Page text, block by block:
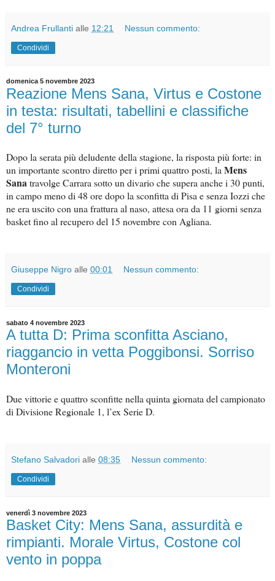
Andrea Frullanti alle 12:21 Nessun commento:
Condividi
domenica 5 novembre 2023
Reazione Mens Sana, Virtus e Costone
in testa: risultati, tabellini e classifiche
del 7° turno
Dopo la serata più deludente della stagione, la risposta più forte: in
un importante scontro diretto per i primi quattro posti, laMens
Sanatravolge Carrara sotto un divario che supera anche i 30 punti,
in campo meno di 48 ore dopo la sconfitta di Pisa e senza Iozzi che
ne era uscito con una frattura al naso, attesa ora da 11 giorni senza
basket fino al recupero del 15 novembre con Agliana.
Giuseppe Nigro alle 00:01 Nessun commento:
Condividi
sabato 4 novembre 2023
A tutta D: Prima sconfitta Asciano,
riaggancio in vetta Poggibonsi. Sorriso
Monteroni
Due vittorie e quattro sconfitte nella quinta giornata del campionato
di Divisione Regionale 1, l’ex Serie D.
Stefano Salvadori alle 08:35 Nessun commento:
Condividi
venerdì 3 novembre 2023
Basket City: Mens Sana, assurdità e
rimpianti. Morale Virtus, Costone col
vento in poppa